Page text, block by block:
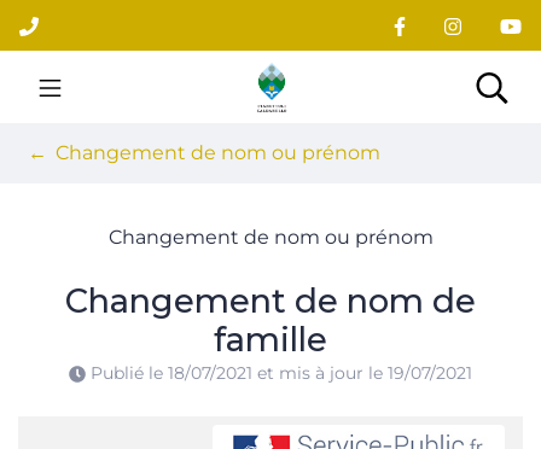
Aller
au
contenu
Site officiel du village
Changement de nom ou prénom
Changement de nom ou prénom
Changement de nom de
famille
Publié le 18/07/2021 et mis à jour le 19/07/2021